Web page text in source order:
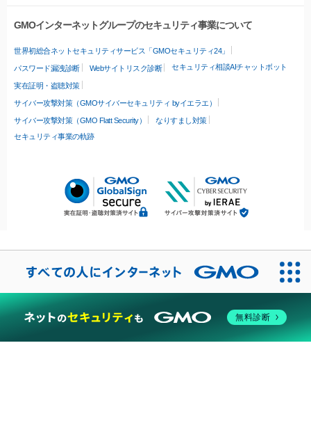
GMOインターネットグループのセキュリティ事業について
世界初総合ネットセキュリティサービス「GMOセキュリティ24」
パスワード漏洩診断 Webサイトリスク診断 セキュリティ相談AIチャットボット
実在証明・盗聴対策
サイバー攻撃対策（GMOサイバーセキュリティ byイエラエ）
サイバー攻撃対策（GMO Flatt Security）
なりすまし対策
セキュリティ事業の軌跡
無料診断